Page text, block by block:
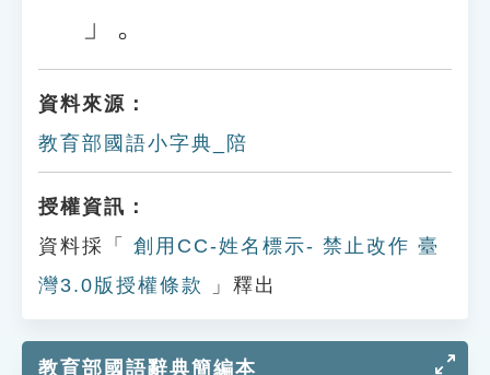
」。
資料來源：
教育部國語小字典_陪
授權資訊：
資料採「
創用CC-姓名標示- 禁止改作 臺
灣3.0版授權條款
」釋出
教育部國語辭典簡編本